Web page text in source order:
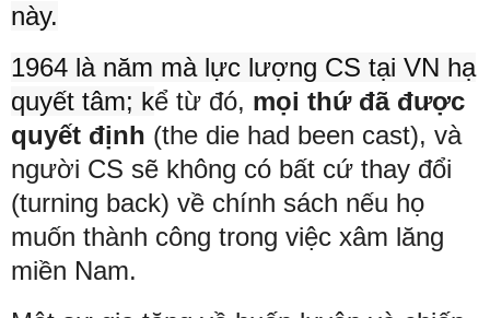
này.
1964 là năm mà lực lượng CS tại VN hạ
quyết tâm; kể từ đó, mọi thứ đã được
quyết định (the die had been cast), và
người CS sẽ không có bất cứ thay đổi
(turning back) về chính sách nếu họ
muốn thành công trong việc xâm lăng
miền Nam.